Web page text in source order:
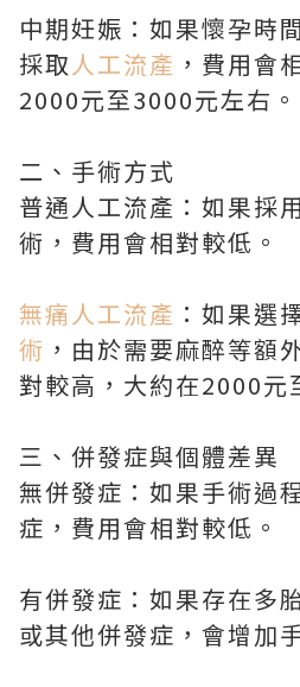
中期妊娠：如果懷孕時
採取人工流產 ，費用會
2000元至3000元左右。
二、手術方式
普通人工流產：如果採
術，費用會相對較低。
無痛人工流產 ：如果選
術 ，由於需要麻醉等額
對較高，大約在2000元
三、併發症與個體差異
無併發症：如果手術過
症，費用會相對較低。
有併發症：如果存在多
或其他併發症，會增加